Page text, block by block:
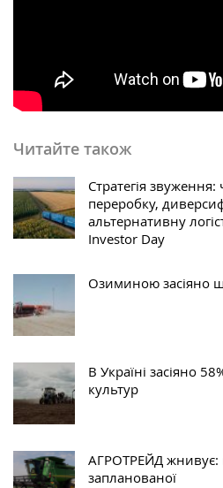
Читайте також
Стратегія
переробку,
альтернативну
Investor Day
Озиминою засіяно
В Україні засіяно
культур
АГРОТРЕЙД жнивує:
запланованої